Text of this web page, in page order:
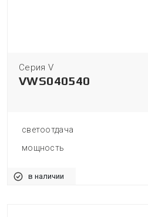
Серия V
VWS040540
светоотдача
мощность
в наличии